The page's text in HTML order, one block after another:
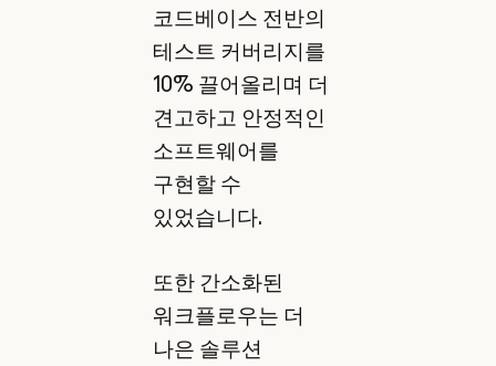
코드베이스 전반의
테스트 커버리지를
10% 끌어올리며 더
견고하고 안정적인
소프트웨어를
구현할 수
있었습니다.
또한 간소화된
워크플로우는 더
나은 솔루션